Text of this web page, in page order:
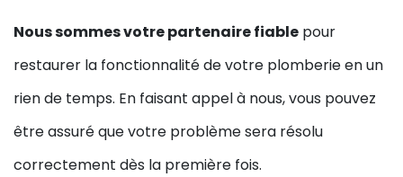
Nous sommes votre partenaire fiable pour
restaurer la fonctionnalité de votre plomberie en un
rien de temps. En faisant appel à nous, vous pouvez
être assuré que votre problème sera résolu
correctement dès la première fois.